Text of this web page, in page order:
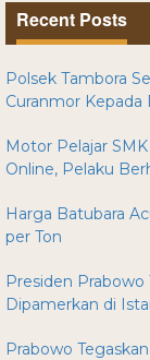
Recent Posts
Polsek Tambora
Curanmor Kepada
Motor Pelajar
Online, Pelaku
Harga Batubara
per Ton
Presiden Prabowo
Dipamerkan di
Prabowo